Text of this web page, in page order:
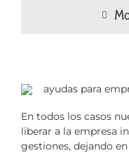
En todos los casos
liberar a la empresa
gestiones, dejando